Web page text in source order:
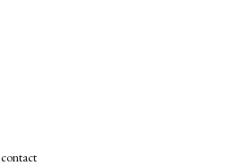
contact